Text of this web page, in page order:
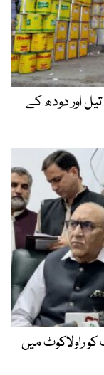
تیل اور دودھ کے
ختم ہوا تو 20 یا 21 اگست کو راولاکوٹ میں